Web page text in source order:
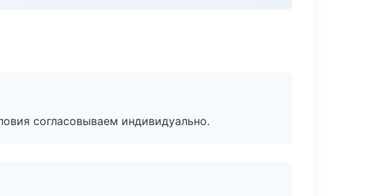
согласовываем индивидуально.